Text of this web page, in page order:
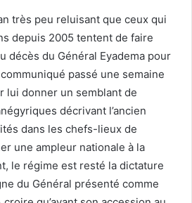
très peu reluisant que ceux qui
depuis 2005 tentent de faire
décès du Général Eyadema pour
passé une semaine
lui donner un semblant de
décrivant l’ancien
dans les chefs-lieux de
une ampleur nationale à la
le régime est resté la dictature
du Général présenté comme